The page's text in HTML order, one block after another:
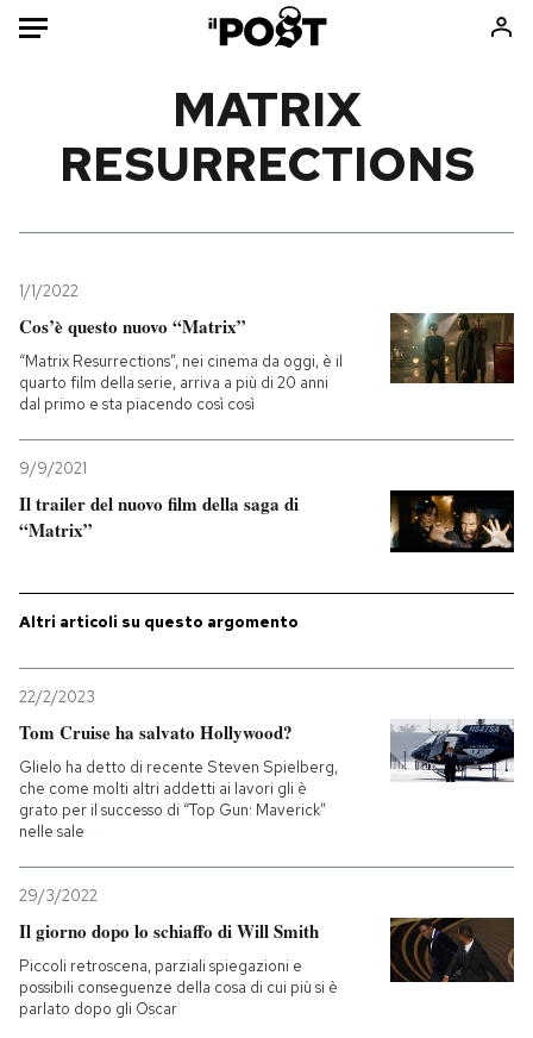
HOME
Mondo
Tecnologia
Internet
Scienza
Cultura
Economia
Sport
Libri
Ok Boomer!
Media
Altrecose
I MIEI PREFERITI
SHOP
CALENDARIO
AREA PERSONALE
Entra
MATRIX
RESURRECTIONS
1/1/2022
Cos’è questo nuovo “Matrix”
“Matrix Resurrections”, nei cinema da oggi, è il
quarto film della serie, arriva a più di 20 anni
dal primo e sta piacendo così così
9/9/2021
Il trailer del nuovo film della saga di
“Matrix”
Altri articoli su questo argomento
22/2/2023
Tom Cruise ha salvato Hollywood?
Glielo ha detto di recente Steven Spielberg,
che come molti altri addetti ai lavori gli è
grato per il successo di “Top Gun: Maverick”
nelle sale
29/3/2022
Il giorno dopo lo schiaffo di Will Smith
Piccoli retroscena, parziali spiegazioni e
possibili conseguenze della cosa di cui più si è
parlato dopo gli Oscar